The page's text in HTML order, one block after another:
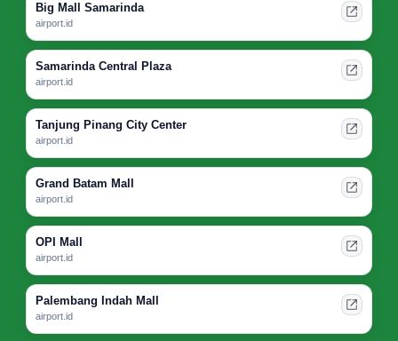
Big Mall Samarinda
airport.id
Samarinda Central Plaza
airport.id
Tanjung Pinang City Center
airport.id
Grand Batam Mall
airport.id
OPI Mall
airport.id
Palembang Indah Mall
airport.id